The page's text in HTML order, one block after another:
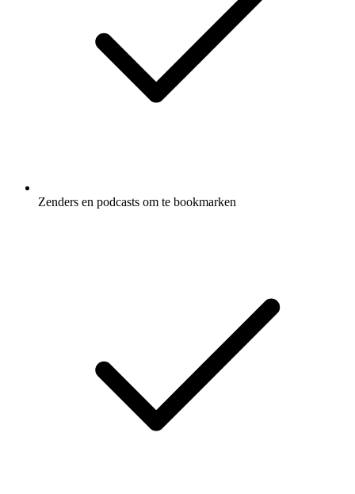
Zenders en podcasts om te bookmarken